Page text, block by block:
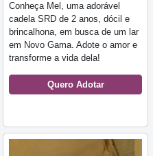
Conheça Mel, uma adorável
cadela SRD de 2 anos, dócil e
brincalhona, em busca de um lar
em Novo Gama. Adote o amor e
transforme a vida dela!
Quero Adotar